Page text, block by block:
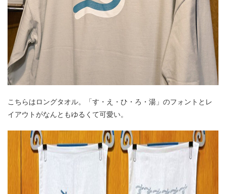
こちらはロングタオル。「す・え・ひ・ろ・湯」のフォントとレ
イアウトがなんともゆるくて可愛い。